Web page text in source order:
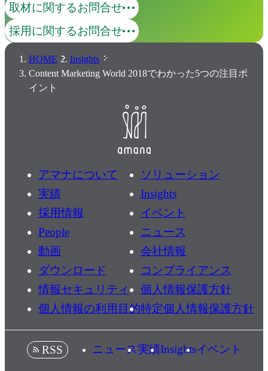
取材に関するお問合せ
採用に関するお問合せ
HOME
Insights
Content Marketing World 2018でわかった5つの注目ポ
イント
アマナについて
ソリューション
実績
Insights
採用情報
イベント
People
ニュース
動画
会社情報
ダウンロード
コンプライアンス
情報セキュリティ
個人情報保護方針
個人情報の利用目的特定個人情報保護方針
RSS ニュース実績Insightsイベント